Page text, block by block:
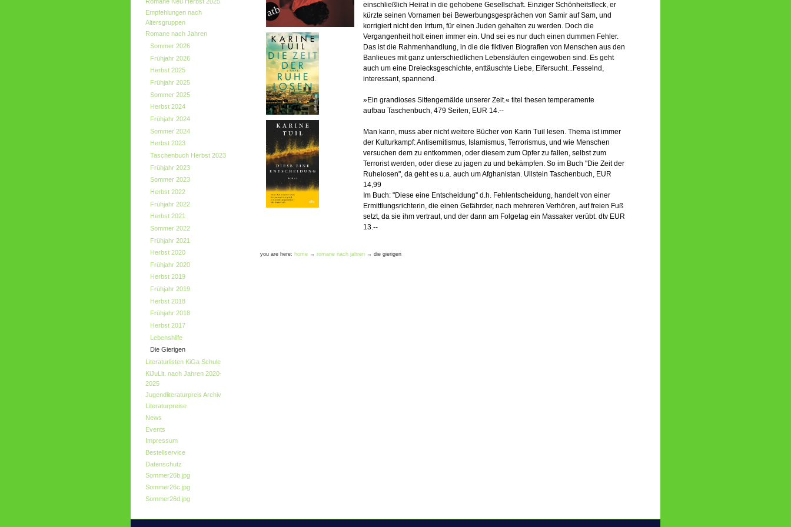
Empfehlungen nach
Altersgruppen
Romane nach Jahren
Sommer 2026
Frühjahr 2026
Herbst 2025
Frühjahr 2025
Sommer 2025
Herbst 2024
Frühjahr 2024
Sommer 2024
Herbst 2023
Taschenbuch Herbst 2023
Frühjahr 2023
Sommer 2023
Herbst 2022
Frühjahr 2022
Herbst 2021
Sommer 2022
Frühjahr 2021
Herbst 2020
Frühjahr 2020
Herbst 2019
Frühjahr 2019
Herbst 2018
Frühjahr 2018
Herbst 2017
Lebenshilfe
Die Gierigen
Literaturlisten KiGa Schule
KiJuLit. nach Jahren 2020-
2025
Jugendliteraturpreis Archiv
Literaturpreise
News
Events
Impressum
Bestellservice
Datenschutz
Sommer26b.jpg
Sommer26c.jpg
Sommer26d.jpg
einschließlich Heirat in die gehobene Gesellschaft. Einziger Schönheitsfleck, er
kürzte seinen Vornamen bei Bewerbungsgesprächen von Samir auf Sam, und
korrigiert nicht den Irrtum, für einen Juden gehalten zu werden. Doch die
Vergangenheit holt einen immer ein. Und sei es nur duch einen dummen Fehler.
Das ist die Rahmenhandlung, in die die fiktiven Biografien von Menschen aus den
Banlieues mit ganz unterschiedlichen Lebensläufen eingewoben sind. Es geht
auch um eine Dreiecksgeschichte, enttäuschte Liebe, Eifersucht...Fesselnd,
interessant, spannend.
»Ein grandioses Sittengemälde unserer Zeit.« titel thesen temperamente
aufbau Taschenbuch, 479 Seiten, EUR 14.--
Man kann, muss aber nicht weitere Bücher von Karin Tuil lesen. Thema ist immer
der Kulturkampf: Antisemitismus, Islamismus, Terrorismus, und wie Menschen
versuchen dem zu entkommen, oder diesem zum Opfer zu fallen, selbst zum
Terrorist werden, oder diese zu jagen zu und bekämpfen. So im Buch "Die Zeit der
Ruhelosen", da geht es u.a. auch um Afghanistan. Ullstein Taschenbuch, EUR
14,99
Im Buch: "Diese eine Entscheidung" d.h. Fehlentscheidung, handelt von einer
Ermittlungsrichterin, die einen Gefährder, nach mehreren Verhören, auf freien Fuß
setzt, da sie ihm vertraut, und der dann am Folgetag ein Massaker verübt. dtv EUR
13.--
you are here: home → romane nach jahren → die gierigen